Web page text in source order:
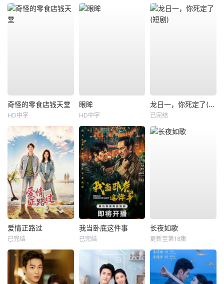
奇怪的零食店钱天堂
HD中字
眼眸
HD中字
龙日一，你死定了(短剧)
已完结
爱情正路过
已完结
我当卧底这件事
已完结
长夜如歌
更新至第18集